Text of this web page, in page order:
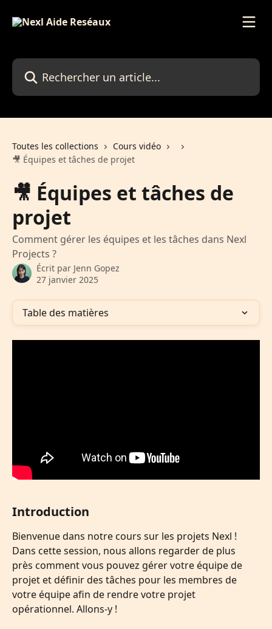
Rechercher un article...
Toutes les collections
Cours vidéo
🎥 Équipes et tâches de projet
🎥 Équipes et tâches de
projet
Comment gérer les équipes et les tâches dans Nexl
Projects ?
Écrit par Jenn Gopez
27 janvier 2025
Table des matières
Introduction
Bienvenue dans notre cours sur les projets Nexl !
Dans cette session, nous allons regarder de plus
près comment vous pouvez gérer votre équipe de
projet et définir des tâches pour les membres de
votre équipe afin de rendre votre projet
opérationnel. Allons-y !